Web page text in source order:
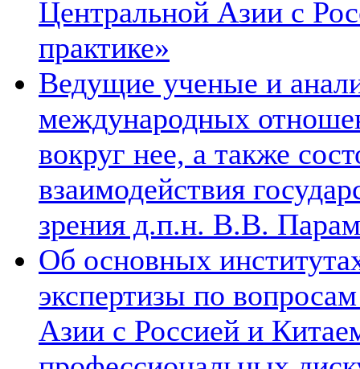
Центральной Азии с
практике»
Ведущие ученые и
международных
вокруг нее, а также
взаимодействия
зрения д.п.н. В.В.
Об основных
экспертизы по
Азии с Россией и